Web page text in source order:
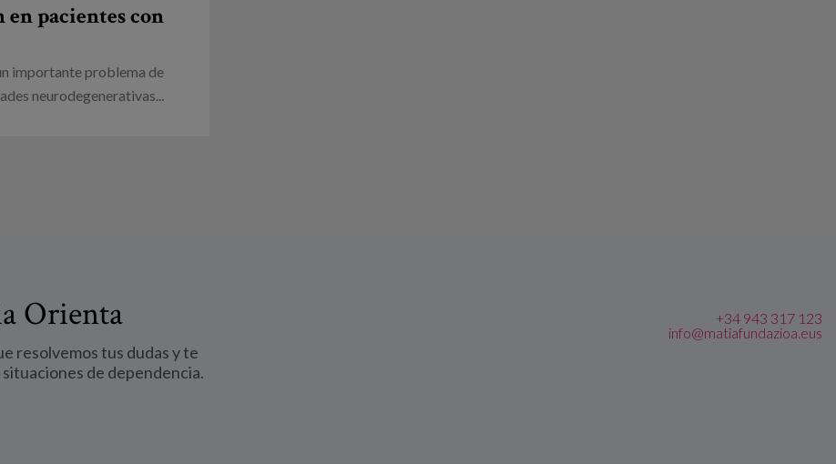
pacientes con
importante problema de
neurodegenerativas...
Orienta
resolvemos tus dudas y te
de dependencia.
+34 943 317 123
info@matiafundazioa.eus